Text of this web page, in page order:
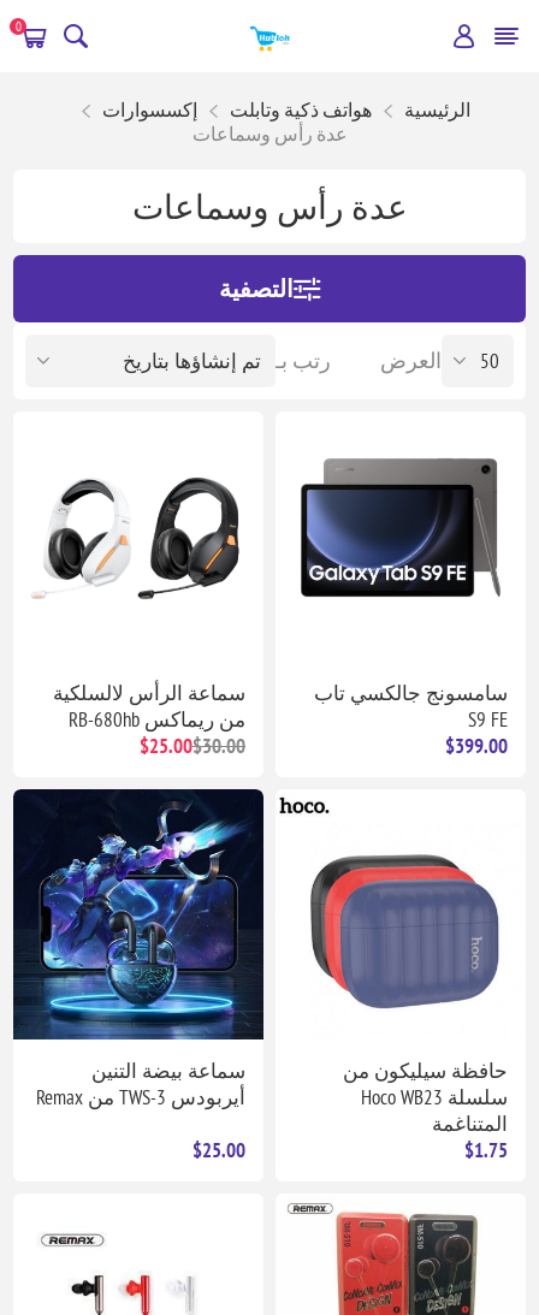
0
الرئيسية هواتف ذكية وتابلت
إكسسوارات
عدة رأس وسماعات
عدة رأس وسماعات
التصفية
رتب بـ العرض
سامسونج جالكسي تاب
S9 FE
$399.00
سماعة الرأس لالسلكية
من ريماكس RB-680hb
$30.00
$25.00
حافظة سيليكون من
سلسلة Hoco WB23
المتناغمة
$1.75
سماعة بيضة التنين
أيربودس TWS-3 من Remax
$25.00